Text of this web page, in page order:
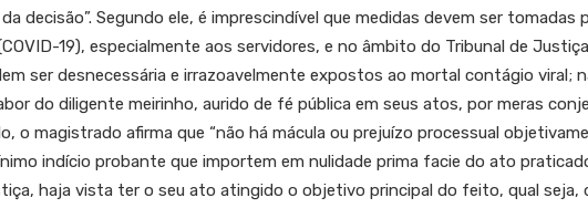
decisão”. Segundo ele, é imprescindível que medidas devem ser tomadas
19), especialmente aos servidores, e no âmbito do Tribunal de
ser desnecessária e irrazoavelmente expostos ao mortal contágio viral;
do diligente meirinho, aurido de fé pública em seus atos, por meras
o magistrado afirma que “não há mácula ou prejuízo processual
indício probante que importem em nulidade prima facie do ato
haja vista ter o seu ato atingido o objetivo principal do feito, qual seja,